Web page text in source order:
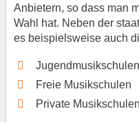
Anbietern, so dass man
Wahl hat. Neben der
es beispielsweise auch
Jugendmusikschulen
Freie Musikschulen
Private Musikschulen